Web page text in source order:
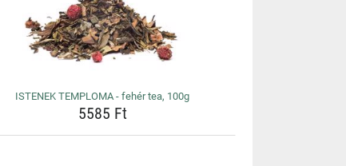
ISTENEK TEMPLOMA - fehér tea, 100g
5585 Ft